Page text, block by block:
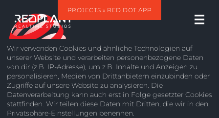
PROJECTS » RED DOT APP
Wir verwenden Cookies und ähnliche Technologien auf
unserer Website und verarbeiten personenbezogene Daten
von dir (z.B. IP-Adresse), um z.B. Inhalte und Anzeigen zu
personalisieren, Medien von Drittanbietern einzubinden oder
Zugriffe auf unsere Website zu analysieren. Die
Datenverarbeitung kann auch erst in Folge gesetzter Cookies
stattfinden. Wir teilen diese Daten mit Dritten, die wir in den
Privatsphäre-Einstellungen benennen.